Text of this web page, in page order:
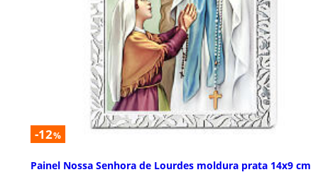
-12%
Painel Nossa Senhora de Lourdes moldura prata 14x9 cm